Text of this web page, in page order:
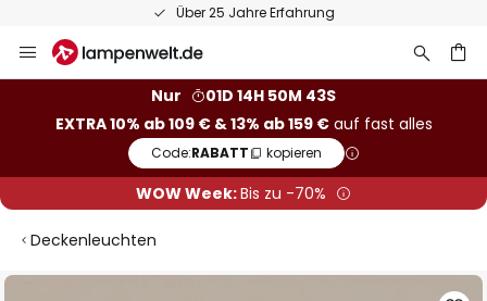
50 Tage kostenlose Retoure
Inhalt
Nur
01D 14H 50M 42S
EXTRA 10% ab 109 € & 13% ab 159 €auf fast alles
Code:RABATT kopieren
WOW Week:Bis zu -70%
Deckenleuchten
Zum